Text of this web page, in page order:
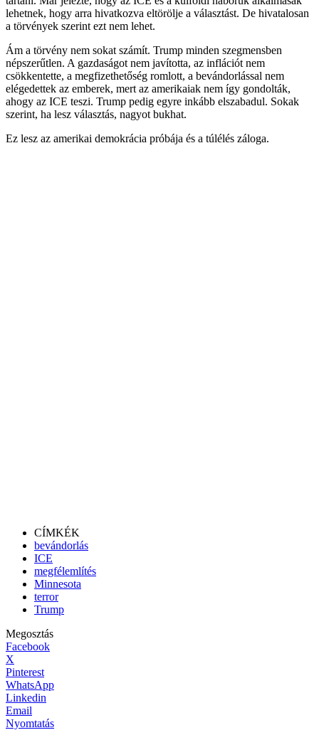
lehetnek, hogy arra hivatkozva eltörölje a választást. De hivatalosan
a törvények szerint ezt nem lehet.
Ám a törvény nem sokat számít. Trump minden szegmensben
népszerűtlen. A gazdaságot nem javította, az inflációt nem
csökkentette, a megfizethetőség romlott, a bevándorlással nem
elégedettek az emberek, mert az amerikaiak nem így gondolták,
ahogy az ICE teszi. Trump pedig egyre inkább elszabadul. Sokak
szerint, ha lesz választás, nagyot bukhat.
Ez lesz az amerikai demokrácia próbája és a túlélés záloga.
CÍMKÉK
bevándorlás
ICE
megfélemlítés
Minnesota
terror
Trump
Megosztás
Facebook
X
Pinterest
WhatsApp
Linkedin
Email
Nyomtatás